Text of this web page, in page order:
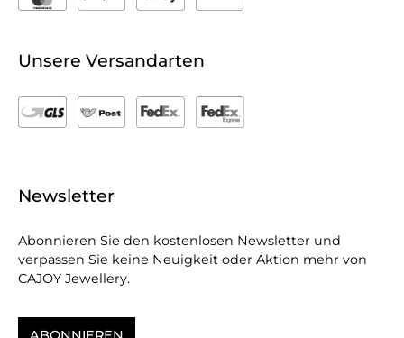
Unsere Versandarten
Newsletter
Abonnieren Sie den kostenlosen Newsletter und
verpassen Sie keine Neuigkeit oder Aktion mehr von
CAJOY Jewellery.